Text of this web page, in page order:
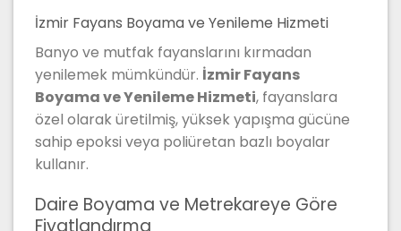
İzmir Fayans Boyama ve Yenileme Hizmeti
Banyo ve mutfak fayanslarını kırmadan
yenilemek mümkündür. İzmir Fayans
Boyama ve Yenileme Hizmeti, fayanslara
özel olarak üretilmiş, yüksek yapışma gücüne
sahip epoksi veya poliüretan bazlı boyalar
kullanır.
Daire Boyama ve Metrekareye Göre
Fiyatlandırma